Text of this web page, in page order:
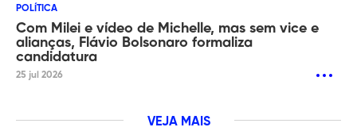
POLÍTICA
Com Milei e vídeo de Michelle, mas sem vice e
alianças, Flávio Bolsonaro formaliza
candidatura
25 jul 2026
VEJA MAIS